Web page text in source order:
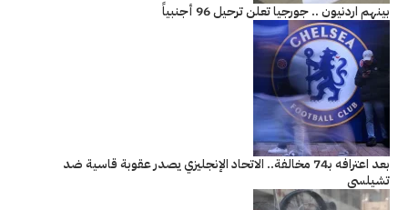
بينهم اردنيون .. جورجيا تعلن ترحيل 96 أجنبياً
بعد اعترافه بـ74 مخالفة.. الاتحاد الإنجليزي يصدر عقوبة قاسية ضد
تشيلسي